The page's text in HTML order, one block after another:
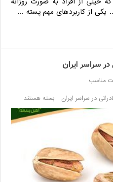
یکی از کاربردهای مهم پسته …
سراسر ایران
مناسب
در سراسر ایران بسته هستند